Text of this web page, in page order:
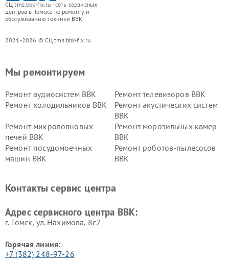
СЦ tms.bbk-fix.ru - сеть сервисных
центров в Томске по ремонту и
обслуживанию техники BBK
2021-2026 © СЦ tms.bbk-fix.ru
Мы ремонтируем
Ремонт аудиосистем BBK
Ремонт телевизоров BBK
Ремонт холодильников BBK
Ремонт акустических систем
BBK
Ремонт микроволновых
печей BBK
Ремонт морозильных камер
BBK
Ремонт посудомоечных
машин BBK
Ремонт роботов-пылесосов
BBK
Ремонт винных шкафов BBK
Контакты сервис центра
Адрес сервисного центра BBK:
г. Томск, ул. Нахимова, 8с2
Горячая линия:
+7 (382) 248-97-26